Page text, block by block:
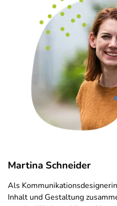
Martina Schneider
Als
Inhalt und Gestaltung